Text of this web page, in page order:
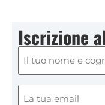
Iscrizione
Nome
(obbligatorio)
(Obbligatorio)
Email
(obbligatorio)